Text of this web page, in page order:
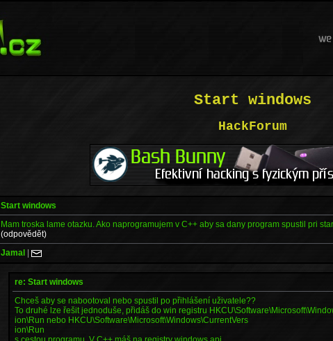
Start windows
HackForum
Start windows
Mam troska lame otazku. Ako naprogramujem v C++ aby sa dany program spustil pri
(odpovědět)
Jamal |
re: Start windows
Chceš aby se nabootoval nebo spustil po přihlášení uživatele??
To druhé lze řešit jednoduše, přidáš do win registru
ion\Run nebo HKCU\Software\Microsoft\Windows\CurrentVers
ion\Run